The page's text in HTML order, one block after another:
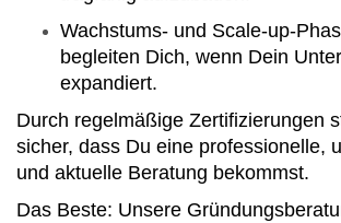
Wachstums- und Scale-up-
begleiten Dich, wenn Dein
expandiert.
Durch regelmäßige Zertifizierungen
sicher, dass Du eine professionelle,
und aktuelle Beratung bekommst.
Das Beste: Unsere